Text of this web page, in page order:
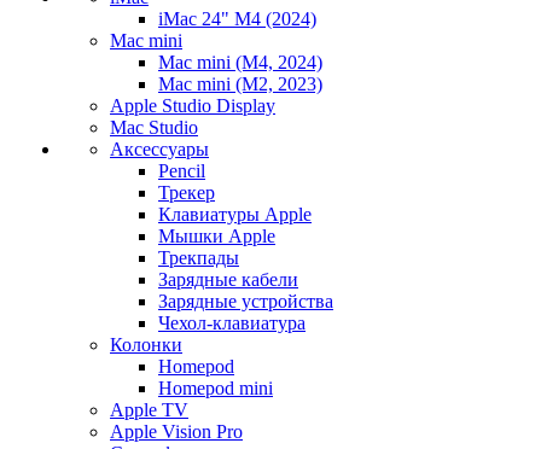
iMac 24" M4 (2024)
Mac mini
Mac mini (M4, 2024)
Mac mini (M2, 2023)
Apple Studio Display
Mac Studio
Аксессуары
Pencil
Трекер
Клавиатуры Apple
Мышки Apple
Трекпады
Зарядные кабели
Зарядные устройства
Чехол-клавиатура
Колонки
Homepod
Homepod mini
Apple TV
Apple Vision Pro